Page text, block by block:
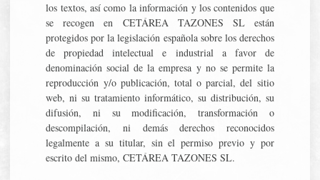
los textos, así como la información y los contenidos que
se recogen en CETÁREA TAZONES SL están
protegidos por la legislación española sobre los derechos
de propiedad intelectual e industrial a favor de
denominación social de la empresa y no se permite la
reproducción y/o publicación, total o parcial, del sitio
web, ni su tratamiento informático, su distribución, su
difusión, ni su modificación, transformación o
descompilación, ni demás derechos reconocidos
legalmente a su titular, sin el permiso previo y por
escrito del mismo, CETÁREA TAZONES SL.